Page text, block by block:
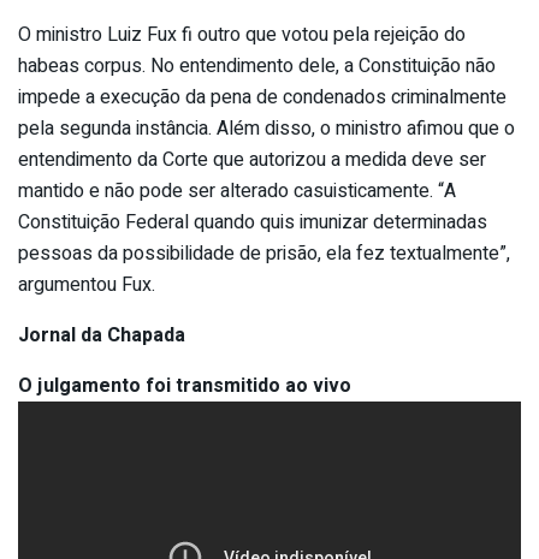
O ministro Luiz Fux fi outro que votou pela rejeição do
habeas corpus. No entendimento dele, a Constituição não
impede a execução da pena de condenados criminalmente
pela segunda instância. Além disso, o ministro afimou que o
entendimento da Corte que autorizou a medida deve ser
mantido e não pode ser alterado casuisticamente. “A
Constituição Federal quando quis imunizar determinadas
pessoas da possibilidade de prisão, ela fez textualmente”,
argumentou Fux.
Jornal da Chapada
O julgamento foi transmitido ao vivo